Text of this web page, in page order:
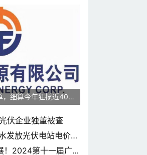
，细算今年狂揽近400
伏企业独董被查
发放光伏电站电价补
！2024第十一届广东